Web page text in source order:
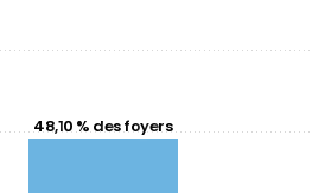
48,10 % des foyers